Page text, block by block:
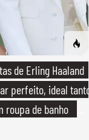
de Erling Haaland
perfeito, ideal tanto
roupa de banho